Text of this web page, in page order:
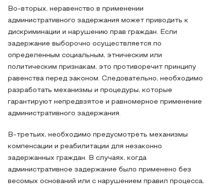
Во-вторых, неравенство в применении
административного задержания может приводить к
дискриминации и нарушению прав граждан. Если
задержание выборочно осуществляется по
определенным социальным, этническим или
политическим признакам, это противоречит принципу
равенства перед законом. Следовательно, необходимо
разработать механизмы и процедуры, которые
гарантируют непредвзятое и равномерное применение
административного задержания.
В-третьих, необходимо предусмотреть механизмы
компенсации и реабилитации для незаконно
задержанных граждан. В случаях, когда
административное задержание было применено без
весомых оснований или с нарушением правил процесса,